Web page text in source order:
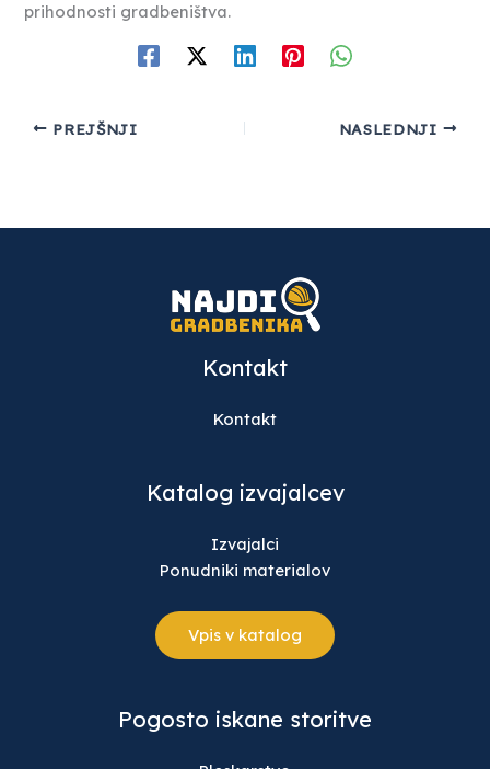
prihodnosti gradbeništva.
PREJŠNJI NASLEDNJI
Kontakt
Kontakt
Katalog izvajalcev
Izvajalci
Ponudniki materialov
Vpis v katalog
Pogosto iskane storitve